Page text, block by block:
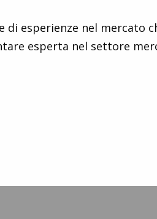
esperienze nel mercato
esperta nel settore